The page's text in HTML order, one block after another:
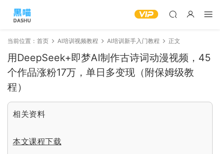
当前位置： 首页 AI培训视频教程 AI培训新手入门教程 正文
用DeepSeek+即梦AI制作古诗词动漫视频，45
个作品涨粉17万，单日多变现（附保姆级教
程）
相关资料
本文课程下载